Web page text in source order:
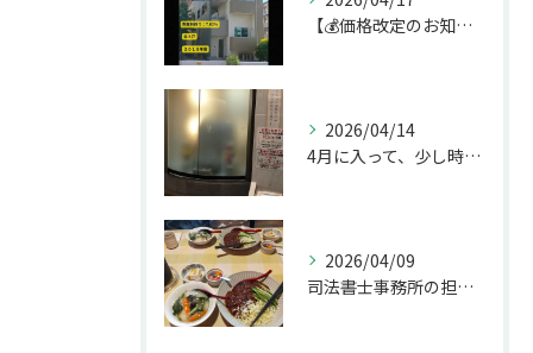
【💰価格改定のお知らせ】
2026/04/14
4月に入って、少し時間ができたのでお墓参りへ。
2026/04/09
司法書士事務所の担当者が来訪されたので、会社から徒歩圏内の「...